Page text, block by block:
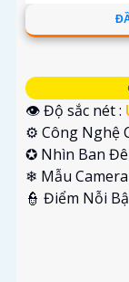
👁 Độ sắc nét :
⚙ Công Nghệ
✪ Nhìn Ban
❄ Mẫu Camera
️👮 Điểm Nỗi